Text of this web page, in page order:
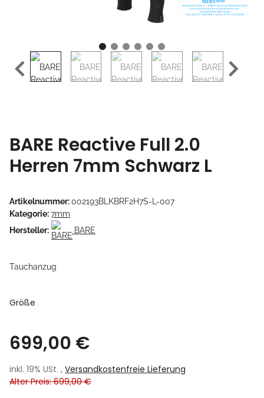
BARE Reactive Full 2.0
Herren 7mm Schwarz L
Artikelnummer:002193BLKBRF2H7S-L-007
Kategorie:7mm
Hersteller:
BARE
Tauchanzug
Größe
699,00 €
inkl. 19% USt. , Versandkostenfreie Lieferung
Alter Preis: 699,00 €